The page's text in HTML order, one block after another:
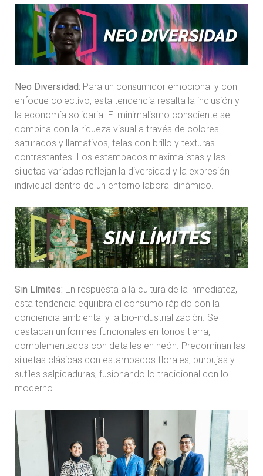
Neo Diversidad: Para un consumidor emocional y con
enfoque colectivo, esta tendencia resalta la inclusión y
la economía solidaria. El minimalismo consciente se
combina con la riqueza visual a través de colores
saturados y llamativos, telas con brillo y texturas
contrastantes. Los estampados maximalistas y las
siluetas variadas reflejan la diversidad y la expresión
individual dentro de un entorno laboral dinámico.
Sin Límites: En respuesta a la cultura de la inmediatez,
esta tendencia equilibra el consumo rápido con la
conciencia ambiental y la bio-industrialización. Se
destacan uniformes funcionales en tonos tierra,
complementados con detalles en neón. Predominan las
siluetas clásicas con estampados florales, burbujas y
sutiles salpicaduras, fusionando lo tradicional con lo
moderno.